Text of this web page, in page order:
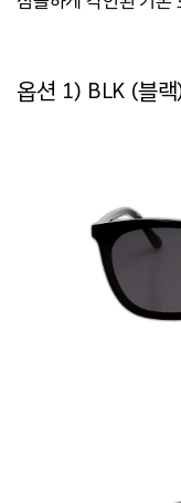
옵션 1) BLK (블랙